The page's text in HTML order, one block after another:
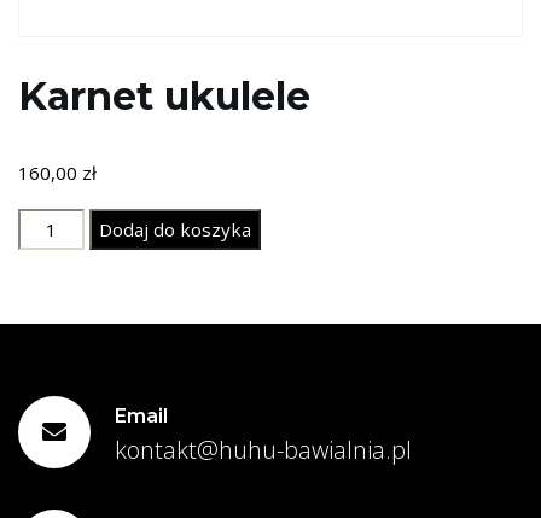
Karnet ukulele
160,00 zł
ilość
Dodaj do koszyka
Email
kontakt@huhu-bawialnia.pl